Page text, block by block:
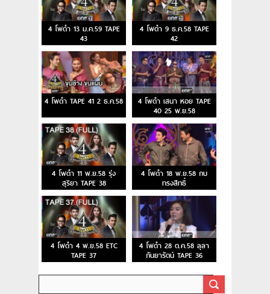
4 โพดำ 13 ม.ค.59 TAPE
43
4 โพดำ 9 ธ.ค.58 TAPE
42
4 โพดำ TAPE 41 2 ธ.ค.58
4 โพดำ เสนา หอย TAPE
40 25 พ.ย.58
4 โพดำ 11 พ.ย.58 รุ่ง
สุริยา TAPE 38
4 โพดำ 18 พ.ย.58 กบ
ทรงสิทธิ์
4 โพดำ 4 พ.ย.58 ETC
TAPE 37
4 โพดำ 28 ต.ค.58 ลุลา
กันยารัตน์ TAPE 36